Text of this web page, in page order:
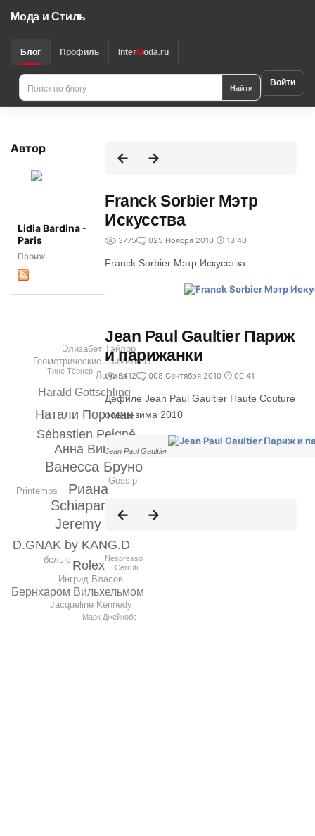
Мода и Стиль
Блог Профиль InterModa.ru
Найти Войти
Автор
Lidia Bardina -
Paris
Париж
Риана
Schiaparelli
Ванесса Бруно
Jeremy Scott
Анна Винтур
Sébastien Peigné
D.GNAK by KANG.D
Rolex
Натали Портман
Harald Gottschling
Бернхаром Вильхельмом
Gossip
Jacqueline Kennedy
Printemps
Геометрические примитивы
Givenchy
Ингрид Власов
белью
Лолита
Элизабет Тэйлор
Cerruti
Марк Джейкобс
Nespresso
Тине Тёрнер
Franck Sorbier Мэтр
Искусства
3775 025 Ноября 2010 13:40
Franck Sorbier Мэтр Искусства
Jean Paul Gaultier Париж
и парижанки
5412 008 Сентября 2010 00:41
Дефиле Jean Paul Gaultier Haute Couture
осень-зима 2010
Jean Paul Gaultier